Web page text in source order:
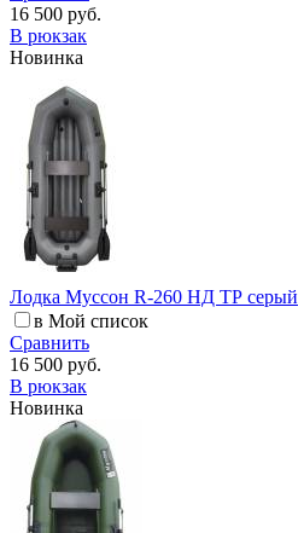
16 500 руб.
В рюкзак
Новинка
Лодка Муссон R-260 НД ТР серый
в Мой список
Сравнить
16 500 руб.
В рюкзак
Новинка